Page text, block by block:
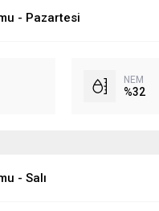
- Pazartesi
NEM
%32
- Salı